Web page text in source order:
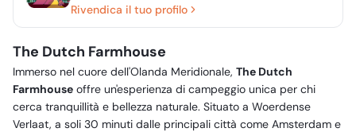
Rivendica il tuo profilo
The Dutch Farmhouse
Immerso nel cuore dell'Olanda Meridionale, The Dutch
Farmhouse offre un'esperienza di campeggio unica per chi
cerca tranquillità e bellezza naturale. Situato a Woerdense
Verlaat, a soli 30 minuti dalle principali città come Amsterdam e